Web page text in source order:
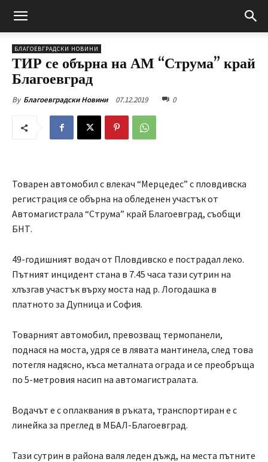
БЛАГОЕВГРАДСКИ НОВИНИ
ТИР се обърна на АМ “Струма” край
Благоевград
By Благоевградски Новини 07.12.2019 0
Товарен автомобил с влекач “Мерцедес” с пловдивска
регистрация се обърна на обледенен участък от
Автомагистрала “Струма” край Благоевград, съобщи
БНТ.
49-годишният водач от Пловдивско е пострадал леко.
Пътният инцидент стана в 7.45 часа тази сутрин на
хлъзгав участък върху моста над р. Логодашка в
платното за Дупница и София.
Товарният автомобил, превозващ термопанели,
поднася на моста, удря се в лявата мантинела, след това
потегля надясно, къса металната ограда и се преобръща
по 5-метровия насип на автомагистралата.
Водачът е с оплаквания в ръката, транспортиран е с
линейка за преглед в МБАЛ-Благоевград.
Тази сутрин в района валя леден дъжд, на места пътните